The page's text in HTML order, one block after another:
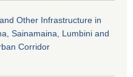
Other Infrastructure in
Sainamaina, Lumbini and
Corridor